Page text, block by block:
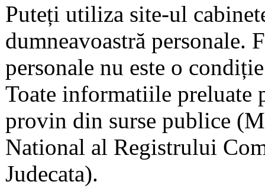
Puteți utiliza site-ul
dumneavoastră personale.
personale nu este o
Toate informatiile preluate
provin din surse publice
National al Registrului
Judecata).